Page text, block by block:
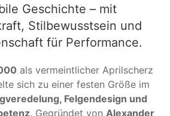
Geschichte – mit
Stilbewusstsein und
für Performance.
als vermeintlicher Aprilscherz
sich zu einer festen Größe im
Felgendesign und
. Gegründet von Alexander